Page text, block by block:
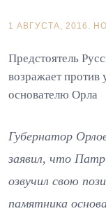
1 АВГУСТА, 2016.
Предстоятель
возражает против
основателю Орла
Губернатор
заявил, что
озвучил свою
памятника